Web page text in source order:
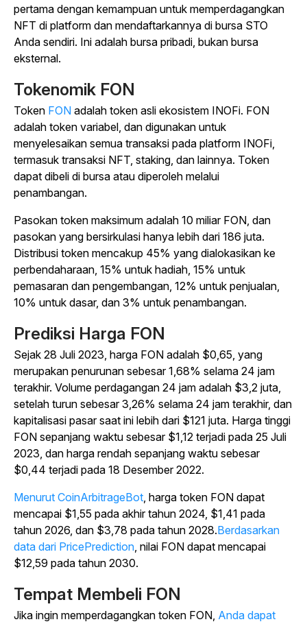
pertama dengan kemampuan untuk memperdagangkan
NFT di platform dan mendaftarkannya di bursa STO
Anda sendiri. Ini adalah bursa pribadi, bukan bursa
eksternal.
Tokenomik FON
Token FON adalah token asli ekosistem INOFi. FON
adalah token variabel, dan digunakan untuk
menyelesaikan semua transaksi pada platform INOFi,
termasuk transaksi NFT, staking, dan lainnya. Token
dapat dibeli di bursa atau diperoleh melalui
penambangan.
Pasokan token maksimum adalah 10 miliar FON, dan
pasokan yang bersirkulasi hanya lebih dari 186 juta.
Distribusi token mencakup 45% yang dialokasikan ke
perbendaharaan, 15% untuk hadiah, 15% untuk
pemasaran dan pengembangan, 12% untuk penjualan,
10% untuk dasar, dan 3% untuk penambangan.
Prediksi Harga FON
Sejak 28 Juli 2023, harga FON adalah $0,65, yang
merupakan penurunan sebesar 1,68% selama 24 jam
terakhir. Volume perdagangan 24 jam adalah $3,2 juta,
setelah turun sebesar 3,26% selama 24 jam terakhir, dan
kapitalisasi pasar saat ini lebih dari $121 juta. Harga tinggi
FON sepanjang waktu sebesar $1,12 terjadi pada 25 Juli
2023, dan harga rendah sepanjang waktu sebesar
$0,44 terjadi pada 18 Desember 2022.
Menurut CoinArbitrageBot, harga token FON dapat
mencapai $1,55 pada akhir tahun 2024, $1,41 pada
tahun 2026, dan $3,78 pada tahun 2028.Berdasarkan
data dari PricePrediction, nilai FON dapat mencapai
$12,59 pada tahun 2030.
Tempat Membeli FON
Jika ingin memperdagangkan token FON, Anda dapat